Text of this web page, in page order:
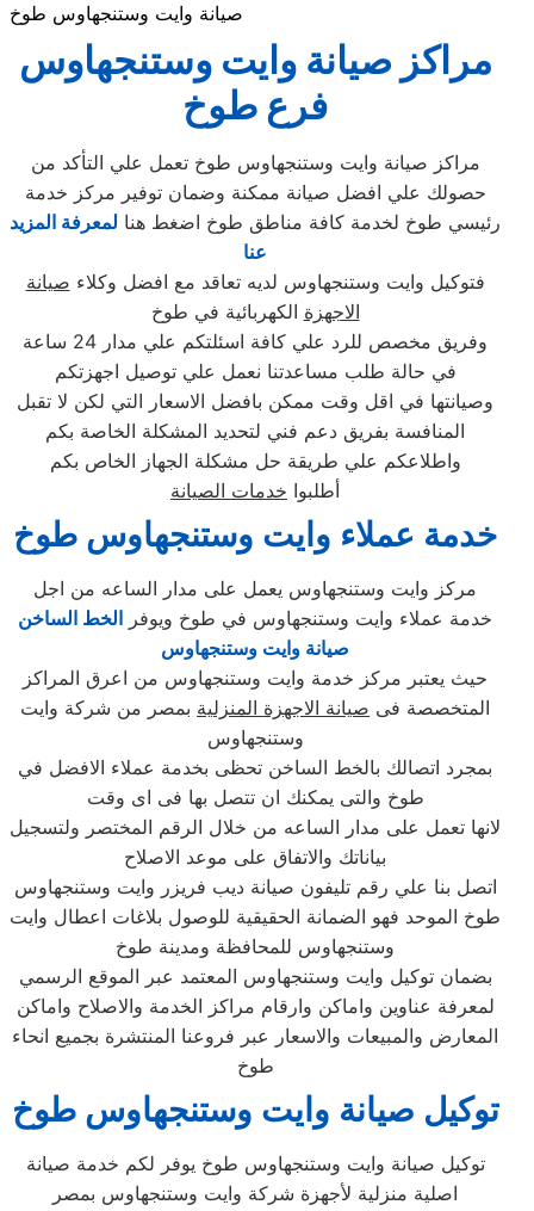
صيانة وايت وستنجهاوس طوخ
مراكز صيانة وايت وستنجهاوس
فرع طوخ
مراكز صيانة وايت وستنجهاوس طوخ تعمل علي التأكد من
حصولك علي افضل صيانة ممكنة وضمان توفير مركز خدمة
رئيسي طوخ لخدمة كافة مناطق طوخ اضغط هنا لمعرفة المزيد
عنا
فتوكيل وايت وستنجهاوس لديه تعاقد مع افضل وكلاء صيانة
الاجهزة الكهربائية في طوخ
وفريق مخصص للرد علي كافة اسئلتكم علي مدار 24 ساعة
في حالة طلب مساعدتنا نعمل علي توصيل اجهزتكم
وصيانتها في اقل وقت ممكن بافضل الاسعار التي لكن لا تقبل
المنافسة بفريق دعم فني لتحديد المشكلة الخاصة بكم
واطلاعكم علي طريقة حل مشكلة الجهاز الخاص بكم
أطلبوا خدمات الصيانة
خدمة عملاء وايت وستنجهاوس طوخ
مركز وايت وستنجهاوس يعمل على مدار الساعه من اجل
خدمة عملاء وايت وستنجهاوس في طوخ ويوفر الخط الساخن
صيانة وايت وستنجهاوس
حيث يعتبر مركز خدمة وايت وستنجهاوس من اعرق المراكز
المتخصصة فى صيانة الاجهزة المنزلية بمصر من شركة وايت
وستنجهاوس
بمجرد اتصالك بالخط الساخن تحظى بخدمة عملاء الافضل في
طوخ والتى يمكنك ان تتصل بها فى اى وقت
لانها تعمل على مدار الساعه من خلال الرقم المختصر ولتسجيل
بياناتك والاتفاق على موعد الاصلاح
اتصل بنا علي رقم تليفون صيانة ديب فريزر وايت وستنجهاوس
طوخ الموحد فهو الضمانة الحقيقية للوصول بلاغات اعطال وايت
وستنجهاوس للمحافظة ومدينة طوخ
بضمان توكيل وايت وستنجهاوس المعتمد عبر الموقع الرسمي
لمعرفة عناوين واماكن وارقام مراكز الخدمة والاصلاح واماكن
المعارض والمبيعات والاسعار عبر فروعنا المنتشرة بجميع انحاء
طوخ
توكيل صيانة وايت وستنجهاوس طوخ
توكيل صيانة وايت وستنجهاوس طوخ يوفر لكم خدمة صيانة
اصلية منزلية لأجهزة شركة وايت وستنجهاوس بمصر